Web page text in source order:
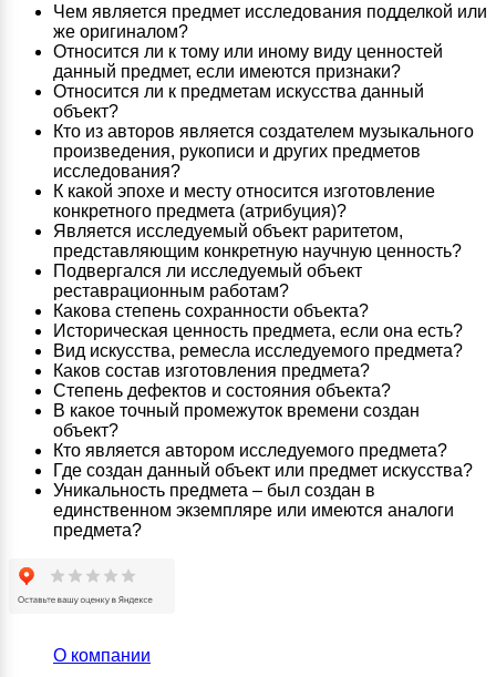
Чем является предмет исследования подделкой или
же оригиналом?
Относится ли к тому или иному виду ценностей
данный предмет, если имеются признаки?
Относится ли к предметам искусства данный
объект?
Кто из авторов является создателем музыкального
произведения, рукописи и других предметов
исследования?
К какой эпохе и месту относится изготовление
конкретного предмета (атрибуция)?
Является исследуемый объект раритетом,
представляющим конкретную научную ценность?
Подвергался ли исследуемый объект
реставрационным работам?
Какова степень сохранности объекта?
Историческая ценность предмета, если она есть?
Вид искусства, ремесла исследуемого предмета?
Каков состав изготовления предмета?
Степень дефектов и состояния объекта?
В какое точный промежуток времени создан
объект?
Кто является автором исследуемого предмета?
Где создан данный объект или предмет искусства?
Уникальность предмета – был создан в
единственном экземпляре или имеются аналоги
предмета?
О компании